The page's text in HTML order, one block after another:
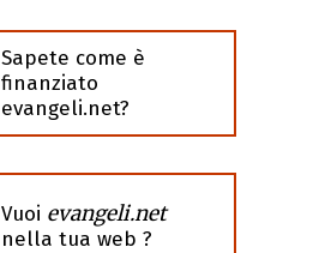
Sapete come è
finanziato
evangeli.net?
Vuoi evangeli.net
nella tua web ?